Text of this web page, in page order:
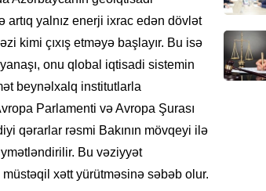
yalnız enerji ixrac edən dövlət
kimi çıxış etməyə başlayır. Bu isə
onu qlobal iqtisadi sistemin
beynəlxalq institutlarla
Parlamenti və Avropa Şurası
qərarlar rəsmi Bakının mövqeyi ilə
Bu vəziyyət
xətt yürütməsinə səbəb olur.